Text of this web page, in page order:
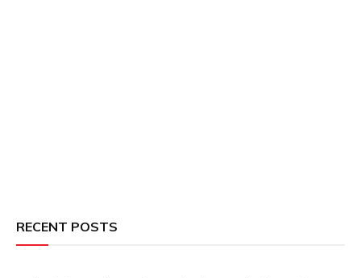
RECENT POSTS